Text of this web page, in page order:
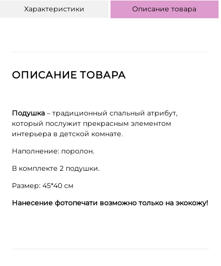
Характеристики Описание товара
ОПИСАНИЕ ТОВАРА
Подушка – традиционный спальный атрибут,
который послужит прекрасным элементом
интерьера в детской комнате.
Наполнение: поролон.
В комплекте 2 подушки.
Размер: 45*40 см
Нанесение фотопечати возможно только на экокожу!